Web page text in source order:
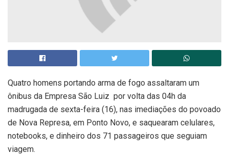
Quatro homens portando arma de fogo assaltaram um
ônibus da Empresa São Luiz por volta das 04h da
madrugada de sexta-feira (16), nas imediações do povoado
de Nova Represa, em Ponto Novo, e saquearam celulares,
notebooks, e dinheiro dos 71 passageiros que seguiam
viagem.